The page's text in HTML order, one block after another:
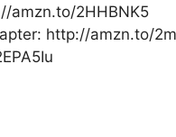
amzn.to/2HHBNK5
http://amzn.to/